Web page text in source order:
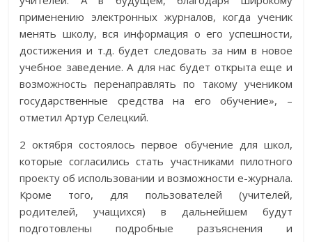
применению электронных журналов, когда ученик
менять школу, вся информация о его успешности,
достижения и т.д. будет следовать за ним в новое
учебное заведение. А для нас будет открыта еще и
возможность перенаправлять по такому учеником
государственные средства на его обучение», –
отметил Артур Селецкий.
2 октября состоялось первое обучение для школ,
которые согласились стать участниками пилотного
проекту об использовании и возможности е-журнала.
Кроме того, для пользователей (учителей,
родителей, учащихся) в дальнейшем будут
подготовлены подробные разъяснения и